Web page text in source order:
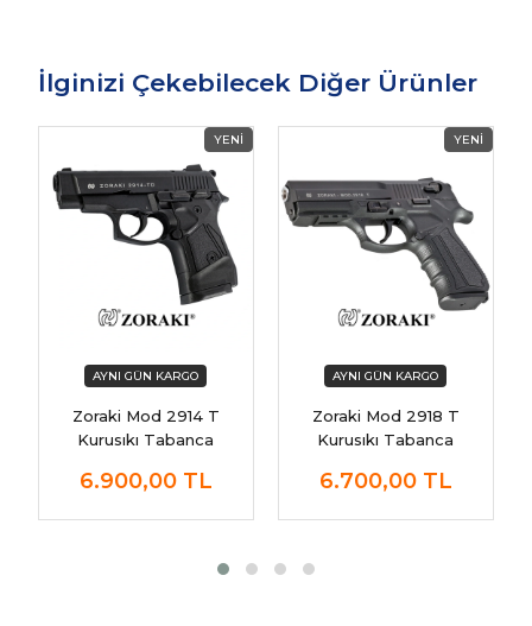
İlginizi Çekebilecek Diğer Ürünler
Zoraki Mod 2914 T
Kurusıkı Tabanca
6.900,00 TL
Zoraki Mod 2918 T
Kurusıkı Tabanca
6.700,00 TL